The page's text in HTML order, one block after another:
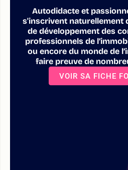
Autodidacte et
s'inscrivent naturellement
de développement des
professionnels de
ou encore du monde de
faire preuve de
VOIR SA FICHE